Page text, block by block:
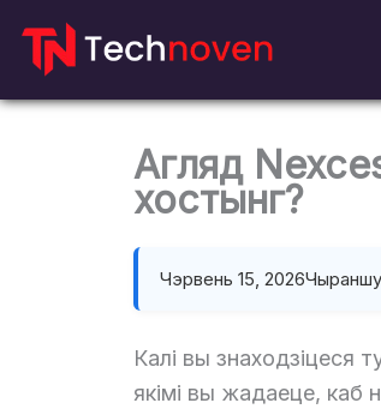
Агляд
хостынг?
Чэрвень 15, 2026
Калі вы знаходзіцеся
якімі вы жадаеце, каб